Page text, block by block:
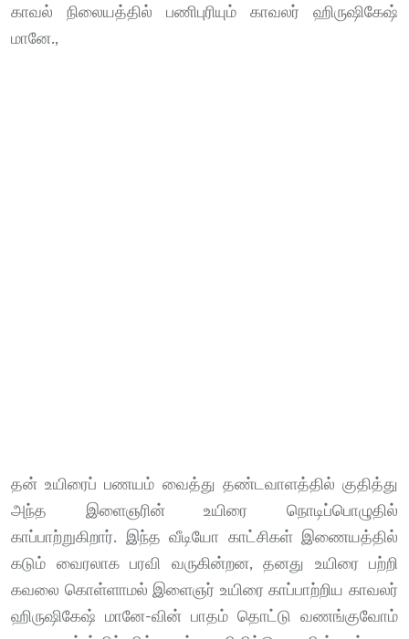
காவல் நிலையத்தில் பணிபுரியும் காவலர் ஹிருஷிகேஷ்
மானே.,
தன் உயிரைப் பணயம் வைத்து தண்டவாளத்தில் குதித்து
அந்த இளைஞரின் உயிரை நொடிப்பொழுதில்
காப்பாற்றுகிறார். இந்த வீடியோ காட்சிகள் இணையத்தில்
கடும் வைரலாக பரவி வருகின்றன, தனது உயிரை பற்றி
கவலை கொள்ளாமல் இளைஞர் உயிரை காப்பாற்றிய காவலர்
ஹிருஷிகேஷ் மானே-வின் பாதம் தொட்டு வணங்குவோம்